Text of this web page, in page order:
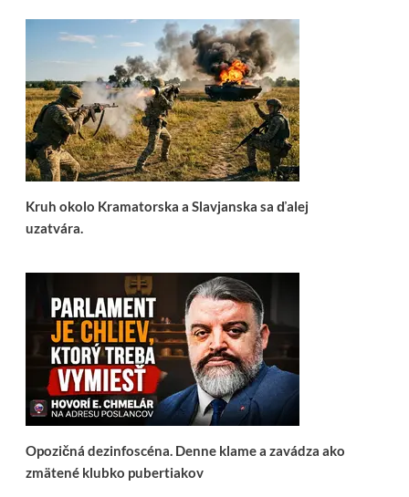
Kruh okolo Kramatorska a Slavjanska sa ďalej
uzatvára.
Opozičná dezinfoscéna. Denne klame a zavádza ako
zmätené klubko pubertiakov